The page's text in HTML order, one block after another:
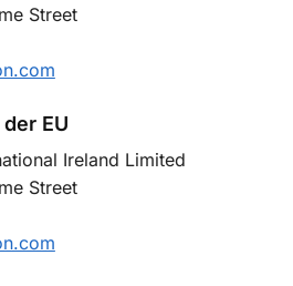
Street
EU
Ireland Limited
Street